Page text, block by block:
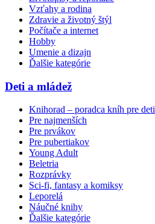
Vzťahy a rodina
Zdravie a životný štýl
Počítače a internet
Hobby
Umenie a dizajn
Ďalšie kategórie
Deti a mládež
Knihorad – poradca kníh pre deti
Pre najmenších
Pre prvákov
Pre pubertiakov
Young Adult
Beletria
Rozprávky
Sci-fi, fantasy a komiksy
Leporelá
Náučné knihy
Ďalšie kategórie